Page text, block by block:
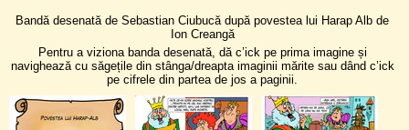
Bandă desenată de Sebastian Ciubucă după povestea lui Harap Alb de
Ion Creangă
Pentru a viziona banda desenată, dă c’ick pe prima imagine și
navighează cu săgețile din stânga/dreapta imaginii mărite sau dând c’ick
pe cifrele din partea de jos a paginii.